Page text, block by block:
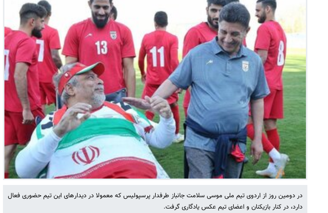
در دومین روز از اردوی تیم ملی موسی سلامت جانباز طرفدار پرسپولیس که معمولا در دیدارهای این تیم حضوری فعال
دارد، در کنار بازیکنان و اعضای تیم عکس یادگاری گرفت.